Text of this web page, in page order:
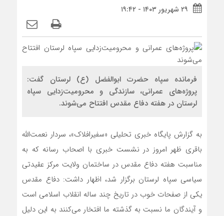
۲۹ شهریور ۱۴۰۳ - ۱۹:۴۲
فرمانده سپاه حضرت ابوالفضل (ع) لرستان گفت:
پروژه‌های عمرانی، سازندگی و محرومیت‌زدایی سپاه
لرستان در هفته دفاع مقدس افتتاح می‌شوند.
به گزارش پایگاه خبری تحلیلی «سفیرافلاک»، سردار نعمت‌الله
باقری ظهر امروز در نشست خبری با اصحاب رسانه که به
مناسبت هفته دفاع مقدس در ساختمان ولایت مرکز عقیدتی
سیاسی سپاه لرستان برگزار شد، اظهار داشت: دفاع مقدس
یکی از صفحات خوب در تاریخ چند ساله انقلاب اسلامی است
و آیندگان ما نسبت به گذشته ما افتخار می‌کنند به این دلیل